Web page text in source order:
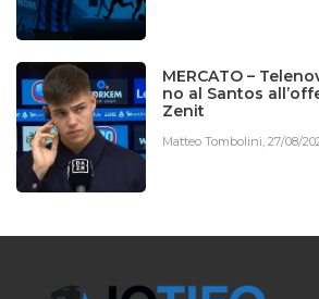
MERCATO –
no al Santos
Zenit
Matteo Tombolini,27/08/